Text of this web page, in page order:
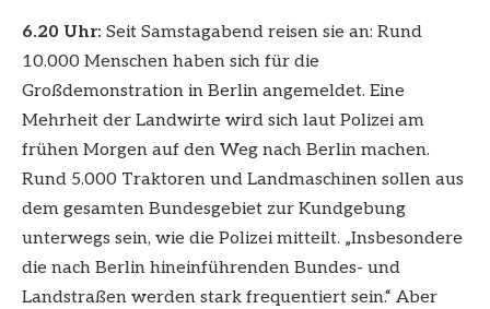
6.20 Uhr: Seit Samstagabend reisen sie an: Rund
10.000 Menschen haben sich für die
Großdemonstration in Berlin angemeldet. Eine
Mehrheit der Landwirte wird sich laut Polizei am
frühen Morgen auf den Weg nach Berlin machen.
Rund 5.000 Traktoren und Landmaschinen sollen aus
dem gesamten Bundesgebiet zur Kundgebung
unterwegs sein, wie die Polizei mitteilt. „Insbesondere
die nach Berlin hineinführenden Bundes- und
Landstraßen werden stark frequentiert sein.“ Aber